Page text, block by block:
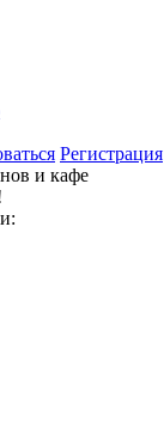
Регистрация
и кафе